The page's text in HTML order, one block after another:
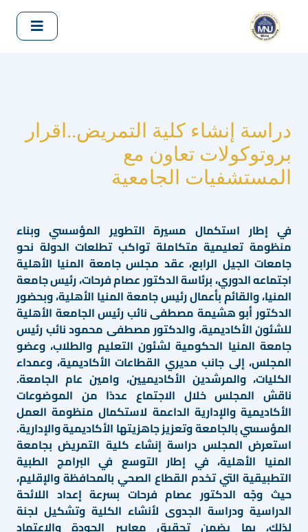
دراسة إنشاء كلية التمريض..اقرار
بروتوكولات تعاون مع
المستشفيات الجامعية
في إطار استكمال مسيرة التطوير المؤسسي وبناء
منظومة تعليمية متكاملة تواكب تطلعات الدولة نحو
جامعات الجيل الرابع، عقد مجلس جامعة المنيا الأهلية
اجتماعه الدوري، برئاسة الدكتور عصام فرحات، رئيس جامعة
المنيا، والقائم بأعمال رئيس جامعة المنيا الأهلية، وبحضور
الدكتور أبو هشيمة مصطفى نائب رئيس الجامعة الأهلية
للشئون الأكاديمية، والدكتور مصطفى محمود نائب رئيس
جامعة المنيا الحكومية لشئون التعليم والطلاب، وعضو
المجلس، إلى جانب مديري القطاعات الأكاديمية، وعمداء
الكليات، والمرشدين الأكاديميين، وامين عام الجامعة.
ناقش المجلس خلال الاجتماع عددًا من الموضوعات
الأكاديمية والإدارية الداعمة لاستكمال منظومة العمل
المؤسسي بالجامعة وتعزيز جاهزيتها الأكاديمية والإدارية.
استعرض المجلس دراسة إنشاء كلية التمريض بجامعة
المنيا الأهلية، في إطار التوسع في البرامج الطبية
التطبيقية التي تخدم القطاع الصحي بالمحافظة والإقليم،
حيث وجّه الدكتور عصام فرحات بسرعة إعداد اللائحة
الدراسية ودراسة الجدوى لأنشاء الكلية وتشكيل لجنة
لذلك، بما يضمن تحقيق معايير الجودة والاعتماد